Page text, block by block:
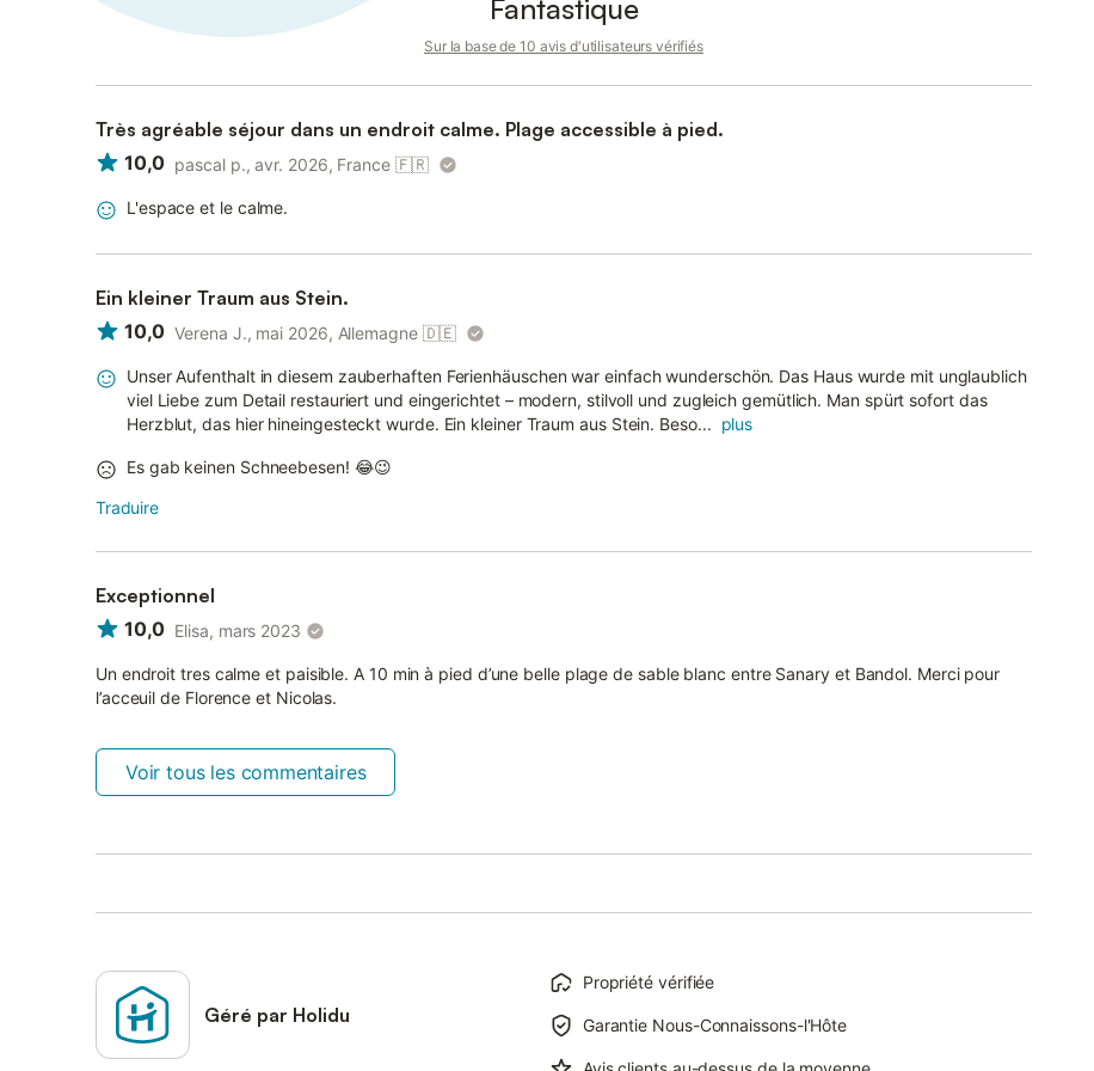
Fantastique
Sur la base de 10 avis d'utilisateurs vérifiés
Très agréable séjour dans un endroit calme. Plage accessible à pied.
10,0 pascal p., avr. 2026, France 🇫🇷
L'espace et le calme.
Ein kleiner Traum aus Stein.
10,0 Verena J., mai 2026, Allemagne 🇩🇪
Unser Aufenthalt in diesem zauberhaften Ferienhäuschen war einfach wunderschön. Das Haus wurde mit unglaublich
viel Liebe zum Detail restauriert und eingerichtet – modern, stilvoll und zugleich gemütlich. Man spürt sofort das
Herzblut, das hier hineingesteckt wurde. Ein kleiner Traum aus Stein. Beso... plus
Es gab keinen Schneebesen! 😂😉
Traduire
Exceptionnel
10,0 Elisa, mars 2023
Un endroit tres calme et paisible. A 10 min à pied d’une belle plage de sable blanc entre Sanary et Bandol. Merci pour
l’acceuil de Florence et Nicolas.
Voir tous les commentaires
Géré par Holidu
Propriété vérifiée
Garantie Nous-Connaissons-l'Hôte